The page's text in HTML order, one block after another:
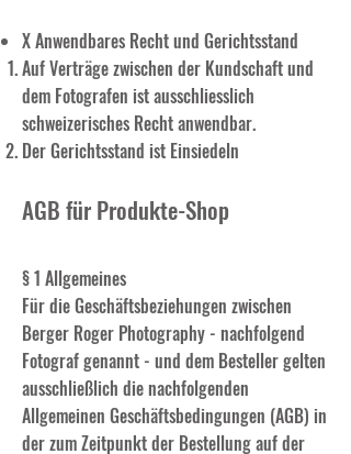
X Anwendbares Recht und Gerichtsstand
Auf Verträge zwischen der Kundschaft und
dem Fotografen ist ausschliesslich
schweizerisches Recht anwendbar.
Der Gerichtsstand ist Einsiedeln
AGB für Produkte-Shop
§ 1 Allgemeines
Für die Geschäftsbeziehungen zwischen
Berger Roger Photography - nachfolgend
Fotograf genannt - und dem Besteller gelten
ausschließlich die nachfolgenden
Allgemeinen Geschäftsbedingungen (AGB) in
der zum Zeitpunkt der Bestellung auf der